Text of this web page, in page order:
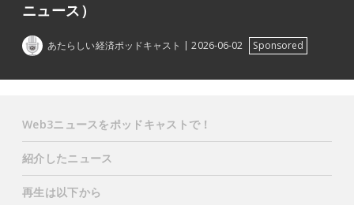
ニュース）
あたらしい経済ポッドキャスト 2026-06-02 Sponsored
Web3ニュースをポッドキャストで！
紹介したニュース
再生は以下から